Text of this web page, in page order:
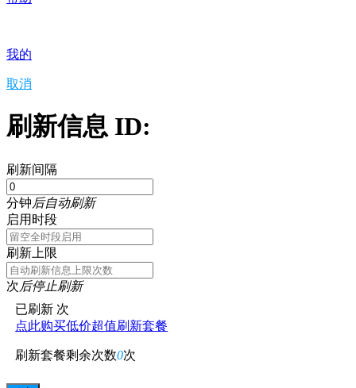
我的
取消
刷新信息 ID:
刷新间隔
分钟后自动刷新
启用时段
刷新上限
次后停止刷新
已刷新 次
点此购买低价超值刷新套餐
刷新套餐剩余次数0次